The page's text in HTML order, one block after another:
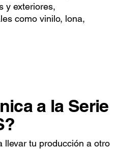
y exteriores,
como vinilo, lona,
a la Serie
llevar tu producción a otro